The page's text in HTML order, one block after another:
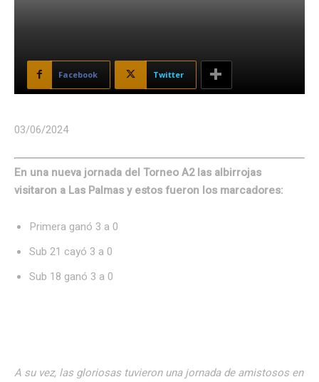
Facebook Twitter
03/06/2024
En una nueva jornada del Torneo A2 las albirrojas
visitaron a Las Palmas y estos fueron los marcadores:
Primera ganó 3 a 0
Sub 21 cayó 3 a 0
Sub 18 ganó 3 a 0
A su vez, las gloriosas tuvieron una jornada de amistosos en